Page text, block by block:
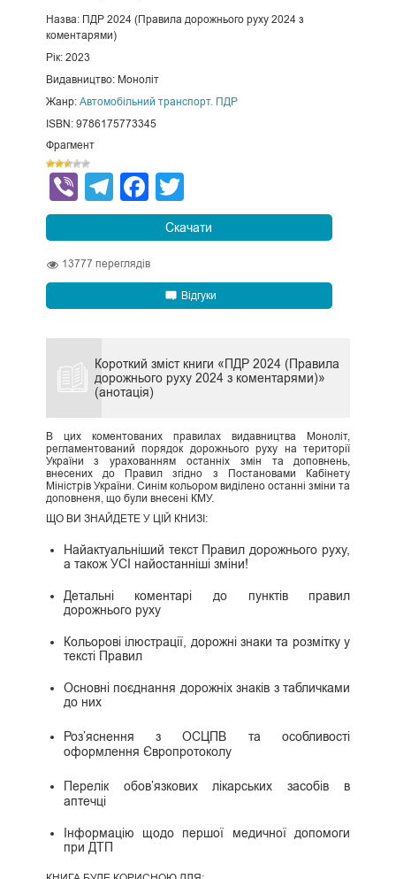
Назва: ПДР 2024 (Правила дорожнього руху 2024 з
коментарями)
Рік: 2023
Видавництво: Моноліт
Жанр: Автомобільний транспорт. ПДР
ISBN: 9786175773345
Фрагмент
ViberTelegram
Facebook
Скачати
13777 переглядів
Відгуки
Короткий зміст книги «ПДР 2024 (Правила
дорожнього руху 2024 з коментарями)»
(анотація)
В цих коментованих правилах видавництва Моноліт,
регламентований порядок дорожнього руху на території
України з урахованням останніх змін та доповнень,
внесених до Правил згідно з Постановами Кабінету
Міністрів України. Синім кольором виділено останні зміни та
доповненя, що були внесені КМУ.
ЩО ВИ ЗНАЙДЕТЕ У ЦІЙ КНИЗІ:
Найактуальніший текст Правил дорожнього руху,
а також УСІ найостанніші зміни!
Детальні коментарі до пунктів правил
дорожнього руху
Кольорові ілюстрації, дорожні знаки та розмітку у
тексті Правил
Основні поєднання дорожніх знаків з табличками
до них
Роз’яснення з ОСЦПВ та особливості
оформлення Європротоколу
Перелік обов’язкових лікарських засобів в
аптечці
Інформацію щодо першої медичної допомоги
при ДТП